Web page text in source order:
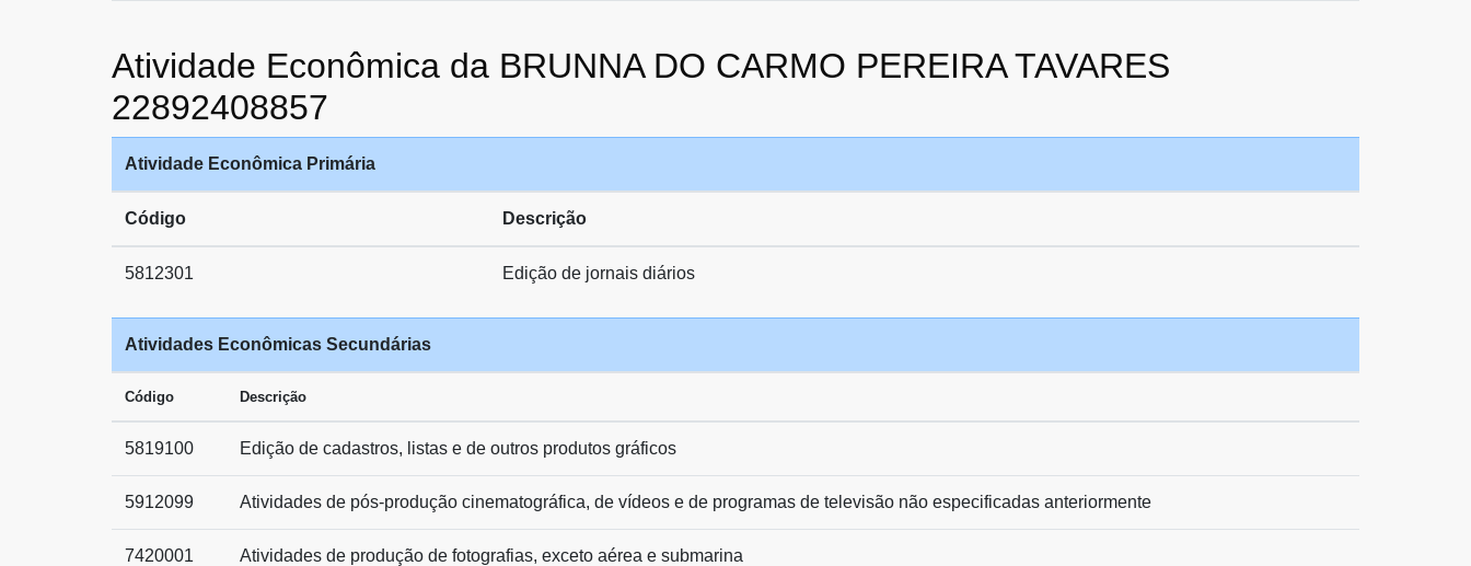
Atividade Econômica da BRUNNA DO CARMO PEREIRA TAVARES
22892408857
Atividade Econômica Primária
Código Descrição
5812301 Edição de jornais diários
Atividades Econômicas Secundárias
Código Descrição
5819100 Edição de cadastros, listas e de outros produtos gráficos
5912099 Atividades de pós-produção cinematográfica, de vídeos e de programas de televisão não especificadas anteriormente
7420001 Atividades de produção de fotografias, exceto aérea e submarina